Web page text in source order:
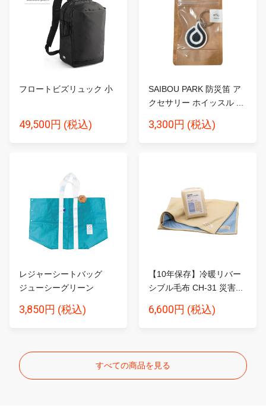
フロートビズリュック 小
49,500円 (税込)
SAIBOU PARK 防災笛 ア
クセサリー ホイッスル ...
3,300円 (税込)
レジャーシートバッグ
ジューシーグリーン
3,850円 (税込)
【10年保存】冷暖リバー
シブル毛布 CH-31 災害...
6,600円 (税込)
すべての商品を見る